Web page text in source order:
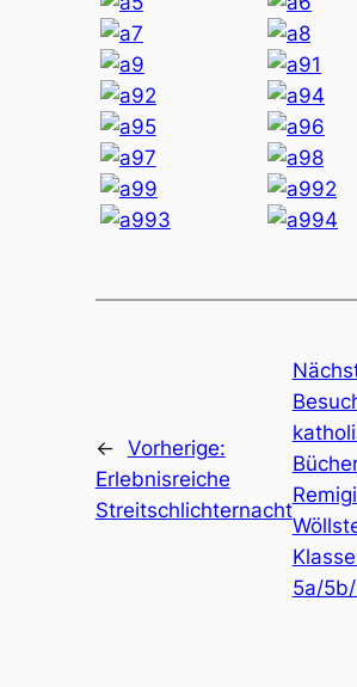
← Vorherige:
Erlebnisreiche
Streitschlichternacht
5a/